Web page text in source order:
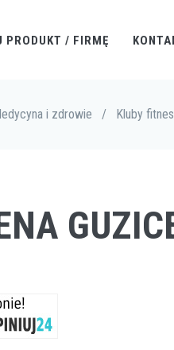
PRODUKT / FIRMĘ
i zdrowie / Kluby